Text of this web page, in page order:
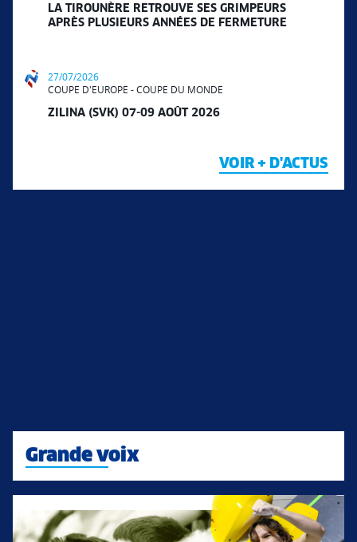
LA TIROUNÈRE RETROUVE SES GRIMPEURS
APRÈS PLUSIEURS ANNÉES DE FERMETURE
27/07/2026
COUPE D'EUROPE - COUPE DU MONDE
ZILINA (SVK) 07-09 AOÛT 2026
VOIR + D'ACTUS
Grande voix